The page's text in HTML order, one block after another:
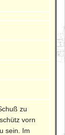
zu
vorn
sein. Im